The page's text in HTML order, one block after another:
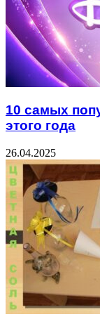
10 самых
этого года
26.04.2025